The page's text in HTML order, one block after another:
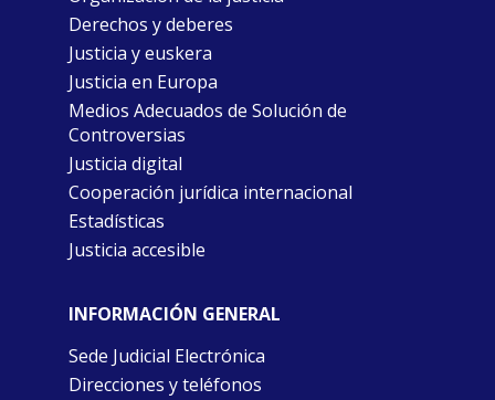
Derechos y deberes
Justicia y euskera
Justicia en Europa
Medios Adecuados de Solución de
Controversias
Justicia digital
Cooperación jurídica internacional
Estadísticas
Justicia accesible
INFORMACIÓN GENERAL
Sede Judicial Electrónica
Direcciones y teléfonos